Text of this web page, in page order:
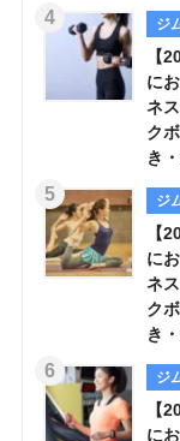
ジ
【
に
ネ
ク
き
ジ
【
に
ネ
ク
き
ジ
【
に